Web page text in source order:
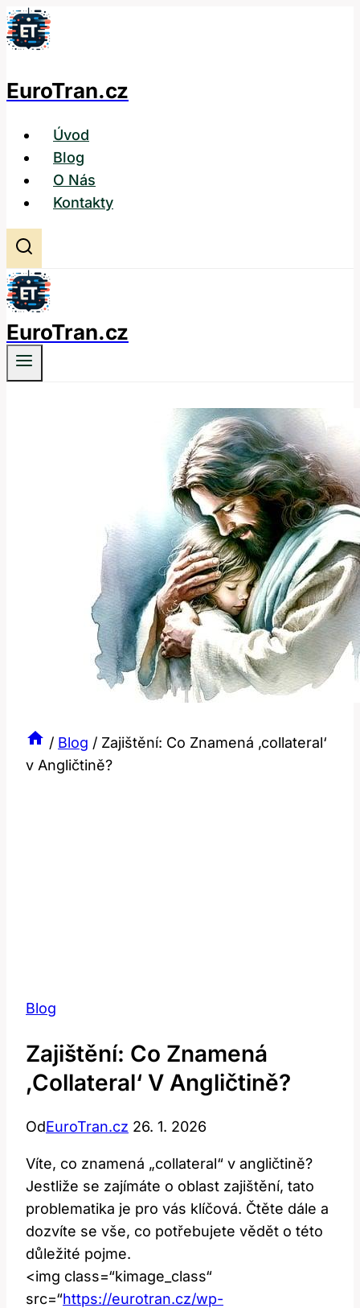
Přeskočit
na
EuroTran.cz
Úvod
Blog
O Nás
Kontakty
EuroTran.cz
/ Blog / Zajištění: Co Znamená ‚collateral‘
v Angličtině?
Blog
Zajištění: Co Znamená
‚collateral‘ V Angličtině?
OdEuroTran.cz 26. 1. 2026
Víte, co znamená „collateral“ v angličtině?
Jestliže se zajímáte o oblast zajištění, tato
problematika je pro vás klíčová. Čtěte dále a
dozvíte se vše, co potřebujete vědět o této
důležité pojme.
<img class=“kimage_class“
src=“https://eurotran.cz/wp-